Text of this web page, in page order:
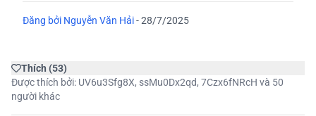
Đăng bởi Nguyễn Văn Hải-28/7/2025
Thích (53)
Được thích bởi: UV6u3Sfg8X, ssMu0Dx2qd, 7Czx6fNRcH và 50
người khác